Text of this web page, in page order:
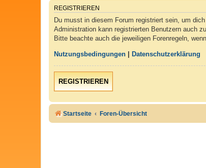
REGISTRIEREN
Du musst in diesem Forum registriert sein, um
Administration kann registrierten Benutzern auch
Bitte beachte auch die jeweiligen Forenregeln,
Nutzungsbedingungen Datenschutzerklärung
REGISTRIEREN
Startseite Foren-Übersicht